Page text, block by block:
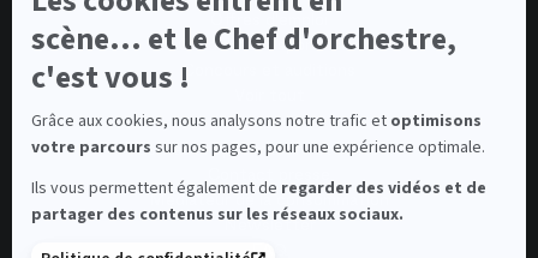
En
plus
Axeptio
scène... et le Chef d'orchestre,
c'est vous !
Grâce aux cookies, nous analysons notre trafic et optimisons
votre parcours sur nos pages, pour une expérience optimale.
Ils vous permettent également de regarder des vidéos et de
partager des contenus sur les réseaux sociaux.
Offres d'emploi
Candidature spontanée
Concours et auditions
Contacts
Contacts spectateurs et visiteurs
Médiateur de la consommation
Newsletter
FAQ